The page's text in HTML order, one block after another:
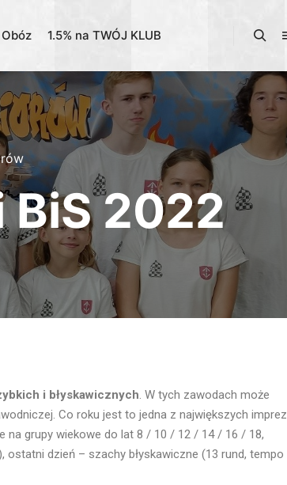
Obóz 1.5% na TWÓJ KLUB
2022
i błyskawicznych. W tych zawodach może
Co roku jest to jedna z największych imprez
na grupy wiekowe do lat 8 / 10 / 12 / 14 / 16 / 18,
dzień – szachy błyskawiczne (13 rund, tempo